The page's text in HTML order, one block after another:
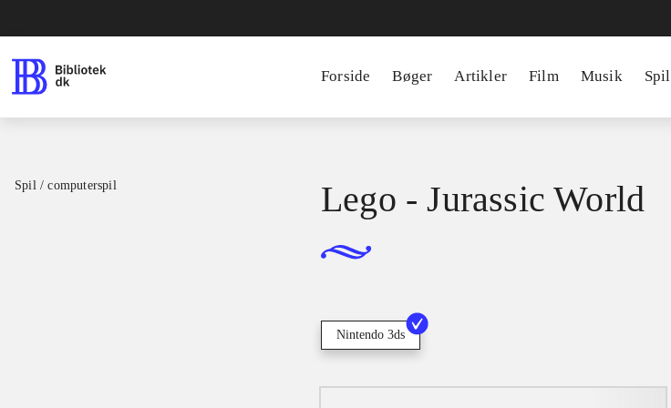
Forside Bøger Artikler Film Musik Spil
Spil / computerspil Lego - Jurassic World
Nintendo 3ds